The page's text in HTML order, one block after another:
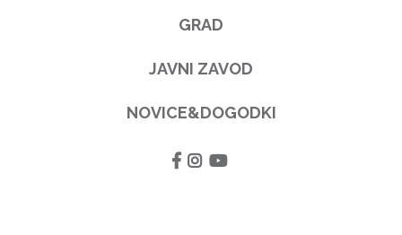
GRAD
JAVNI ZAVOD
NOVICE&DOGODKI